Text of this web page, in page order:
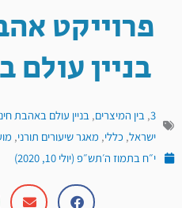
פרוייקט
בניין
3
, בין המיצרים, בניין עולם באהבת
ישראל, כללי, מאגר שיעורים תורני,
י״ח בתמוז ה׳תש״פ (יולי 10, 2020)